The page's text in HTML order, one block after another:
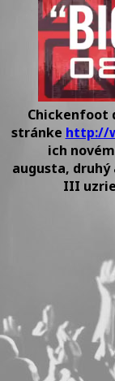
Chickenfoot
stránke http://
ich
augusta,
III